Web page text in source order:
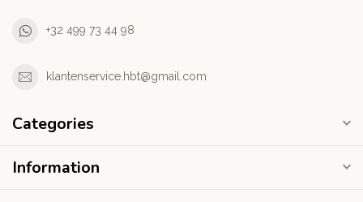
+32 499 73 44 98
klantenservice.hbt@gmail.com
Categories
Information